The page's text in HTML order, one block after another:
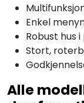
Enkel
Robust hus
Stort,
Alle